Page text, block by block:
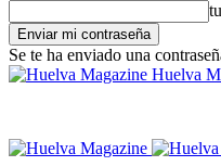
Se te ha enviado una
Huelva